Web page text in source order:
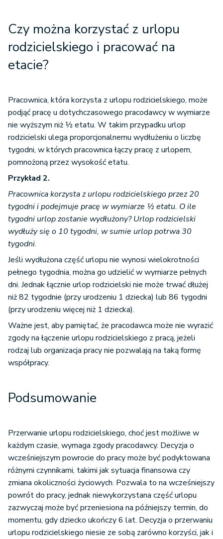
Czy można korzystać z urlopu
rodzicielskiego i pracować na
etacie?
Pracownica, która korzysta z urlopu rodzicielskiego, może
podjąć pracę u dotychczasowego pracodawcy w wymiarze
nie wyższym niż ½ etatu. W takim przypadku urlop
rodzicielski ulega proporcjonalnemu wydłużeniu o liczbę
tygodni, w których pracownica łączy pracę z urlopem,
pomnożoną przez wysokość etatu.
Przykład 2.
Pracownica korzysta z urlopu rodzicielskiego przez 20
tygodni i podejmuje pracę w wymiarze ½ etatu. O ile
tygodni urlop zostanie wydłużony? Urlop rodzicielski
wydłuży się o 10 tygodni, w sumie urlop potrwa 30
tygodni.
Jeśli wydłużona część urlopu nie wynosi wielokrotności
pełnego tygodnia, można go udzielić w wymiarze pełnych
dni. Jednak łącznie urlop rodzicielski nie może trwać dłużej
niż 82 tygodnie (przy urodzeniu 1 dziecka) lub 86 tygodni
(przy urodzeniu więcej niż 1 dziecka).
Ważne jest, aby pamiętać, że pracodawca może nie wyrazić
zgody na łączenie urlopu rodzicielskiego z pracą, jeżeli
rodzaj lub organizacja pracy nie pozwalają na taką formę
współpracy.
Podsumowanie
Przerwanie urlopu rodzicielskiego, choć jest możliwe w
każdym czasie, wymaga zgody pracodawcy. Decyzja o
wcześniejszym powrocie do pracy może być podyktowana
różnymi czynnikami, takimi jak sytuacja finansowa czy
zmiana okoliczności życiowych. Pozwala to na wcześniejszy
powrót do pracy, jednak niewykorzystana część urlopu
zazwyczaj może być przeniesiona na późniejszy termin, do
momentu, gdy dziecko ukończy 6 lat. Decyzja o przerwaniu
urlopu rodzicielskiego niesie ze sobą zarówno korzyści, jak i